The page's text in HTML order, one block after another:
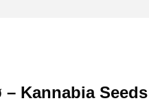
Kannabia Seeds